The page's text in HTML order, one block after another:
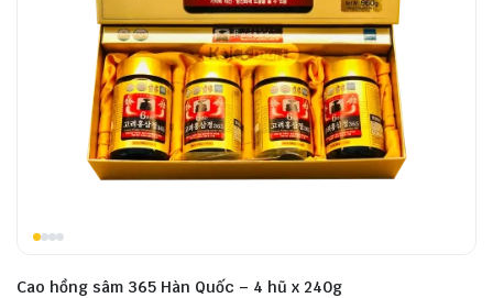
Cao hồng sâm 365 Hàn Quốc – 4 hũ x 240g